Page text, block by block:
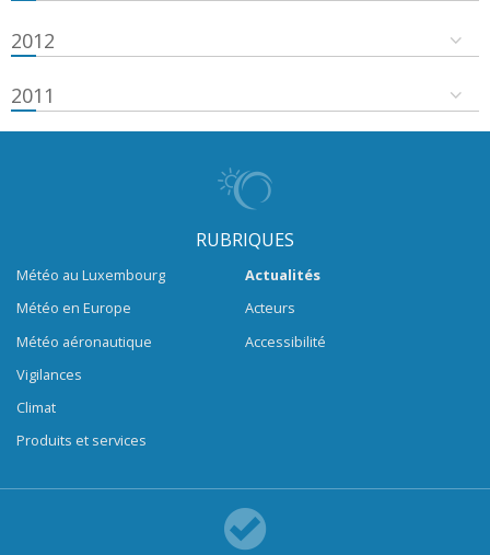
2012
2011
RUBRIQUES
Météo au Luxembourg
Météo en Europe
Météo aéronautique
Vigilances
Climat
Produits et services
Actualités
Acteurs
Accessibilité